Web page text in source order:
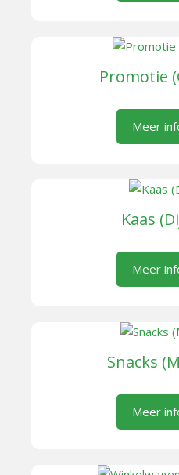
Promotie
Meer
Kaas
Meer
Snacks
Meer